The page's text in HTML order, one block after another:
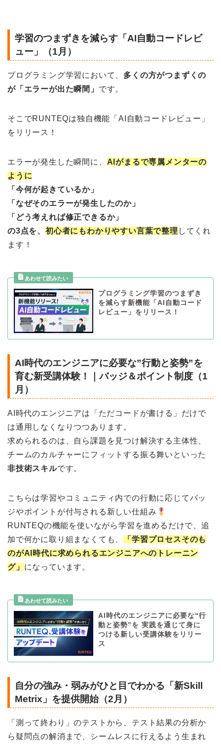
学習のつまずきを減らす「AI自動コードレビ
ュー」（1月）
プログラミング学習において、 多くの方がつまずくの
が「エラーが出た瞬間」 です。
そこでRUNTEQは独自機能「AI自動コードレビュー」
をリリース！
エラーが発生した瞬間に、 AIがまるで専属メンターの
ように
「今何が起きているか」
「なぜそのエラーが発生したのか」
「どう考えれば修正できるか」
の3点を、 初心者にもわかりやすい言葉で整理 してくれ
ます！
プログラミング学習のつまずき
を減らす新機能「AI自動コード
レビュー」をリリース！
AI時代のエンジニアに必要な”行動と姿勢”を
育む新受講体験！｜バッジ＆ポイント制度（1
月）
AI時代のエンジニアは「ただコードが書ける」だけで
は通用しなくなりつつあります。
求められるのは、自ら課題を見つけ解決する主体性、
チームのカルチャーにフィットする振る舞いといった
非技術スキルです。
こちらは学習やコミュニティ内での行動に応じてバッ
ジやポイントが付与される新しい仕組み
RUNTEQの機能を使いながら学習を進めるだけで、追
加で何かに取り組まなくても、
「学習プロセスそのも
のがAI時代に求められるエンジニアへのトレーニン
グ」 になっています。
AI時代のエンジニアに必要な“行
動と姿勢”を 実践を通じて身に
つける新しい受講体験をリリー
ス
自分の強み・弱みがひと目でわかる「新Skill
Metrix」を提供開始（2月）
「測って終わり」のテストから、テスト結果の分析か
ら疑問点の解消まで、シームレスに行えるよう生まれ